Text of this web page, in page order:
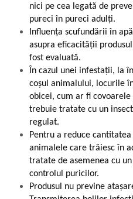
nici pe cea legată de
pureci în pureci adulți.
Influența scufundării în
asupra eficacității
fost evaluată.
În cazul unei infestații, la
coșul animalului, locurile
obicei, cum ar fi
trebuie tratate cu un
regulat.
Pentru a reduce
animalele care trăiesc în
tratate de asemenea cu
controlul puricilor.
Produsul nu previne